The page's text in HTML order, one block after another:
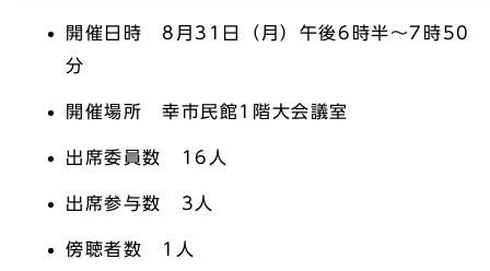
開催日時 8月31日（月）午後6時半～7時50
分
開催場所 幸市民館1階大会議室
出席委員数 16人
出席参与数 3人
傍聴者数 1人